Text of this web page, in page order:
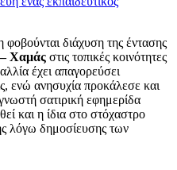
διάχυση της έντασης
Χαμάς στις τοπικές κοινότητες
έχει απαγορεύσει
ενώ ανησυχία προκάλεσε και
σατιρική εφημερίδα
και η ίδια στο στόχαστρο
λόγω δημοσίευσης των